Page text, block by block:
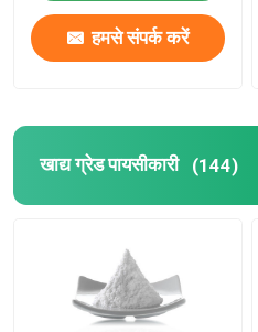
गैर जीएमओ लेसिथिन
बेकरी पायसीकारी
आइस क्रीम पायसीकारी
ग्लिसरॉल मोनोलौरेट
हमसे संपर्क करें
खाद्य ग्रेड पायसीकारी (144)